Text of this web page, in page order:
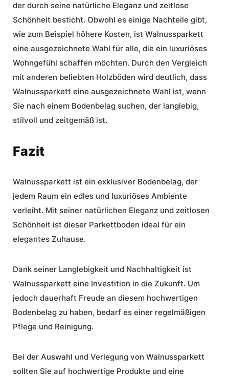
der durch seine natürliche Eleganz und zeitlose
Schönheit besticht. Obwohl es einige Nachteile gibt,
wie zum Beispiel höhere Kosten, ist Walnussparkett
eine ausgezeichnete Wahl für alle, die ein luxuriöses
Wohngefühl schaffen möchten. Durch den Vergleich
mit anderen beliebten Holzböden wird deutlich, dass
Walnussparkett eine ausgezeichnete Wahl ist, wenn
Sie nach einem Bodenbelag suchen, der langlebig,
stilvoll und zeitgemäß ist.
Fazit
Walnussparkett ist ein exklusiver Bodenbelag, der
jedem Raum ein edles und luxuriöses Ambiente
verleiht. Mit seiner natürlichen Eleganz und zeitlosen
Schönheit ist dieser Parkettboden ideal für ein
elegantes Zuhause.
Dank seiner Langlebigkeit und Nachhaltigkeit ist
Walnussparkett eine Investition in die Zukunft. Um
jedoch dauerhaft Freude an diesem hochwertigen
Bodenbelag zu haben, bedarf es einer regelmäßigen
Pflege und Reinigung.
Bei der Auswahl und Verlegung von Walnussparkett
sollten Sie auf hochwertige Produkte und eine